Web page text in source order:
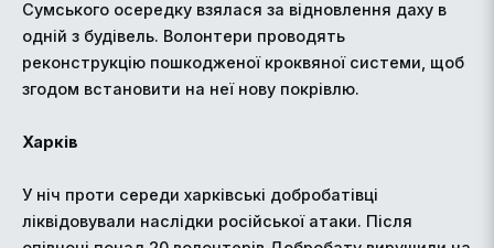
Сумського осередку взялася за відновлення даху в
одній з будівель. Волонтери проводять
реконструкцію пошкодженої кроквяної системи, щоб
згодом встановити на неї нову покрівлю.
Харків
У ніч проти середи харківські добробатівці
ліквідовували наслідки російської атаки. Після